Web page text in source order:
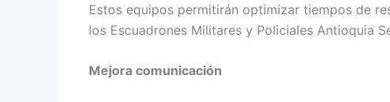
Estos equipos permitirán optimizar tiempos de
los Escuadrones Militares y Policiales Antioquia
Mejora comunicación